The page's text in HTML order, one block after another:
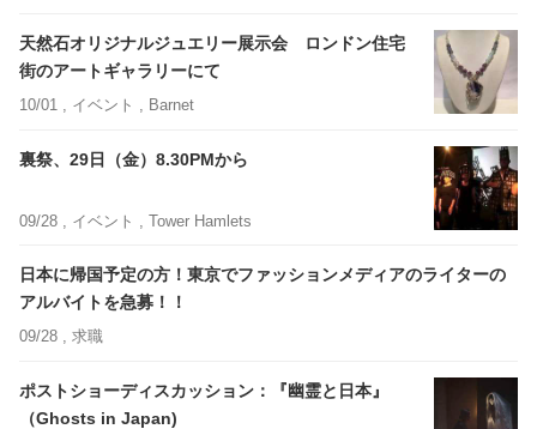
天然石オリジナルジュエリー展示会 ロンドン住宅
街のアートギャラリーにて
10/01 , イベント , Barnet
裏祭、29日（金）8.30PMから
09/28 , イベント , Tower Hamlets
日本に帰国予定の方！東京でファッションメディアのライターの
アルバイトを急募！！
09/28 , 求職
ポストショーディスカッション：『幽霊と日本』
（Ghosts in Japan)